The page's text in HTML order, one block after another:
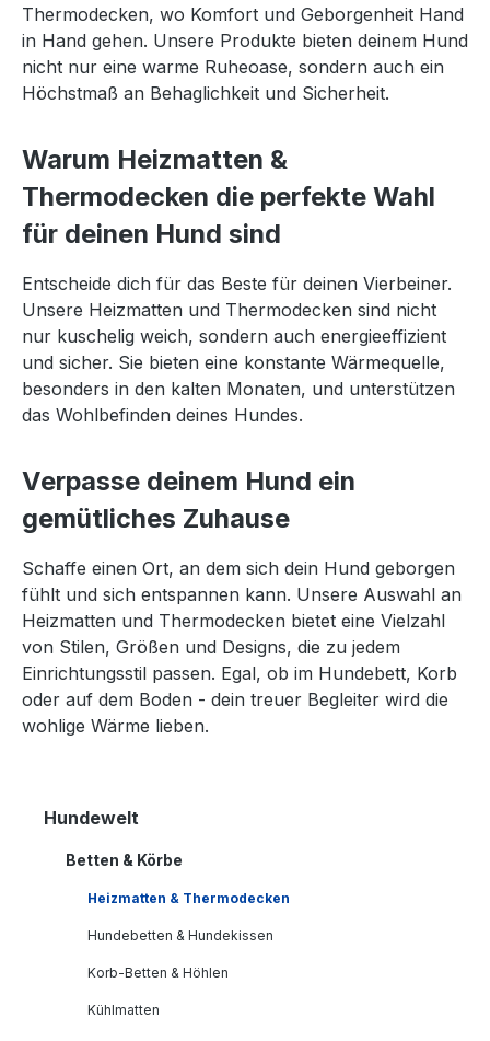
Thermodecken, wo Komfort und Geborgenheit Hand
in Hand gehen. Unsere Produkte bieten deinem Hund
nicht nur eine warme Ruheoase, sondern auch ein
Höchstmaß an Behaglichkeit und Sicherheit.
Warum Heizmatten &
Thermodecken die perfekte Wahl
für deinen Hund sind
Entscheide dich für das Beste für deinen Vierbeiner.
Unsere Heizmatten und Thermodecken sind nicht
nur kuschelig weich, sondern auch energieeffizient
und sicher. Sie bieten eine konstante Wärmequelle,
besonders in den kalten Monaten, und unterstützen
das Wohlbefinden deines Hundes.
Verpasse deinem Hund ein
gemütliches Zuhause
Schaffe einen Ort, an dem sich dein Hund geborgen
fühlt und sich entspannen kann. Unsere Auswahl an
Heizmatten und Thermodecken bietet eine Vielzahl
von Stilen, Größen und Designs, die zu jedem
Einrichtungsstil passen. Egal, ob im Hundebett, Korb
oder auf dem Boden - dein treuer Begleiter wird die
wohlige Wärme lieben.
Hundewelt
Betten & Körbe
Heizmatten & Thermodecken
Hundebetten & Hundekissen
Korb-Betten & Höhlen
Kühlmatten